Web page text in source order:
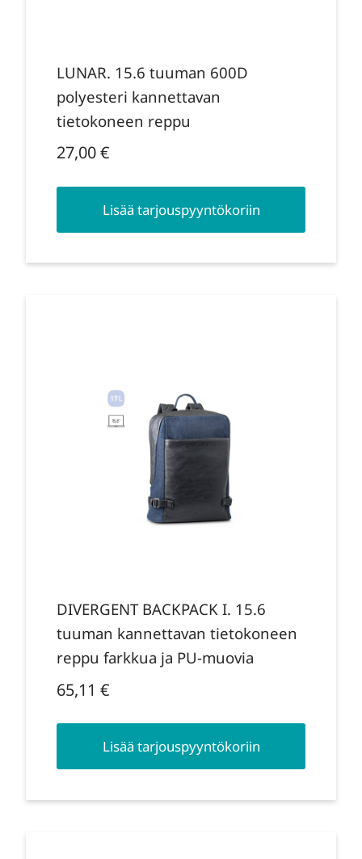
LUNAR. 15.6 tuuman 600D
polyesteri kannettavan
tietokoneen reppu
27,00€
Lisää tarjouspyyntökoriin
DIVERGENT BACKPACK I. 15.6
tuuman kannettavan tietokoneen
reppu farkkua ja PU-muovia
65,11 €
Lisää tarjouspyyntökoriin